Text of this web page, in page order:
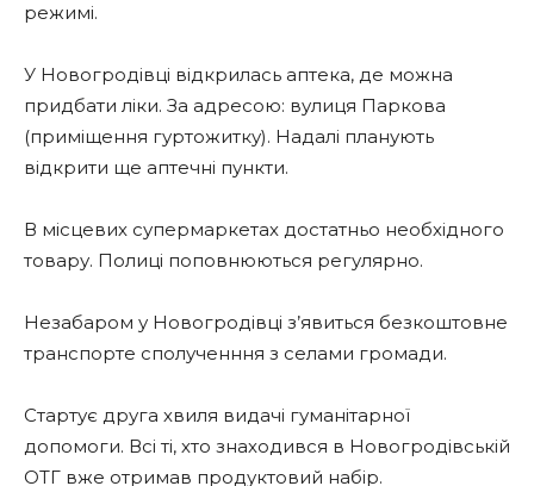
режимі.
У Новогродівці відкрилась аптека, де можна
придбати ліки. За адресою: вулиця Паркова
(приміщення гуртожитку). Надалі планують
відкрити ще аптечні пункти.
В місцевих супермаркетах достатньо необхідного
товару. Полиці поповнюються регулярно.
Незабаром у Новогродівці з’явиться безкоштовне
транспорте сполученння з селами громади.
Стартує друга хвиля видачі гуманітарної
допомоги. Всі ті, хто знаходився в Новогродівській
ОТГ вже отримав продуктовий набір.